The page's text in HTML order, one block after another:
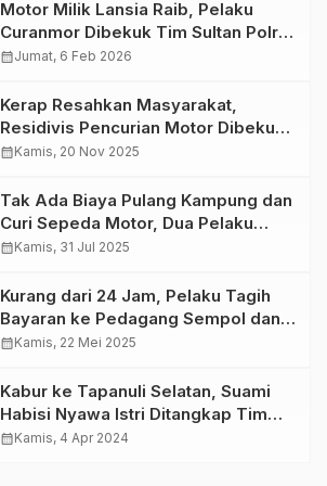
Motor Milik Lansia Raib, Pelaku
Curanmor Dibekuk Tim Sultan Polres
Tebo dan Unit Reskrim Polsek Tebo
calendar_monthJumat, 6 Feb 2026
Kerap Resahkan Masyarakat,
Residivis Pencurian Motor Dibekuk
Tim Sultan Satreskrim Polres Tebo
calendar_monthKamis, 20 Nov 2025
Tak Ada Biaya Pulang Kampung dan
Curi Sepeda Motor, Dua Pelaku
Pembunuhan di Tangkap Satreskrim
calendar_monthKamis, 31 Jul 2025
Kurang dari 24 Jam, Pelaku Tagih
Bayaran ke Pedagang Sempol dan
Dipukuli akhirnya Dibekuk Tim
calendar_monthKamis, 22 Mei 2025
Kabur ke Tapanuli Selatan, Suami
Habisi Nyawa Istri Ditangkap Tim
Sultan Satreskrim Polres Tebo
calendar_monthKamis, 4 Apr 2024